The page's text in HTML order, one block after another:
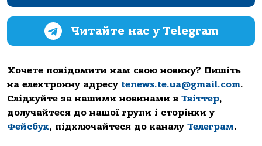
Читайте нас у Telegram
Хочете повідомити нам свою новину? Пишіть
на електронну адресу tenews.te.ua@gmail.com.
Слідкуйте за нашими новинами в Твіттер,
долучайтеся до нашої групи і сторінки у
Фейсбук, підключайтеся до каналу Телеграм.